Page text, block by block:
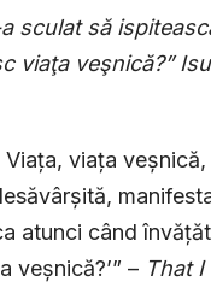
sculat să
viaţa veşnică?”
viața
atunci când
veșnică?’” – That